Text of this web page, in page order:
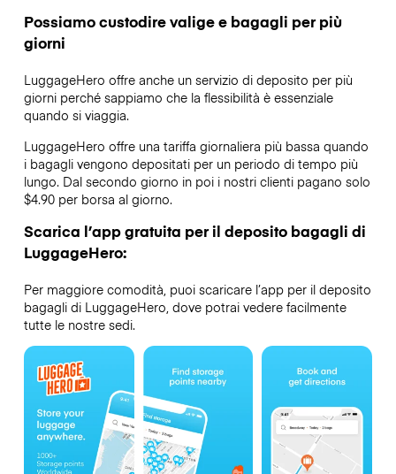
Possiamo custodire valige e bagagli per più
giorni
LuggageHero offre anche un servizio di deposito per più
giorni perché sappiamo che la flessibilità è essenziale
quando si viaggia.
LuggageHero offre una tariffa giornaliera più bassa quando
i bagagli vengono depositati per un periodo di tempo più
lungo. Dal secondo giorno in poi i nostri clienti pagano solo
$4.90 per borsa al giorno.
Scarica l’app gratuita per il deposito bagagli di
LuggageHero:
Per maggiore comodità, puoi scaricare l’app per il deposito
bagagli di LuggageHero, dove potrai vedere facilmente
tutte le nostre sedi.